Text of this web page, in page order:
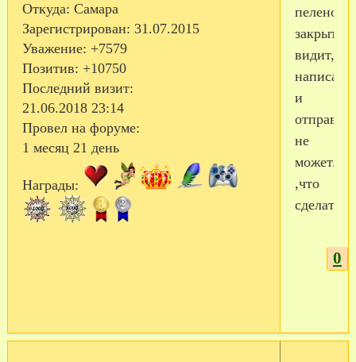
Откуда: Самара
Зарегистрирован: 31.07.2015
Уважение: +7579
Позитив: +10750
Последний визит:
21.06.2018 23:14
Провел на форуме:
1 месяц 21 день
Награды:
пеленой
видит,а
написать
и
не
,что
сделать?
0